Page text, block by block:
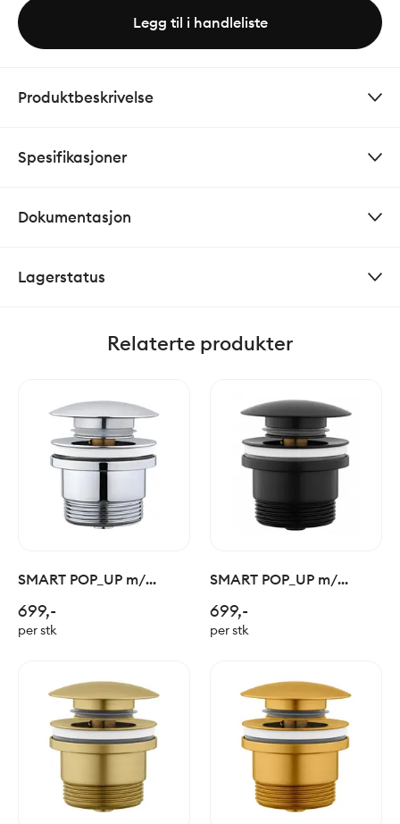
Legg til i handleliste
Produktbeskrivelse
Spesifikasjoner
Dokumentasjon
Lagerstatus
Relaterte produkter
SMART POP_UP m/
699,-
per stk
SMART POP_UP m/
699,-
per stk